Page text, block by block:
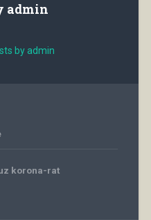
admin
by admin
korona-rat